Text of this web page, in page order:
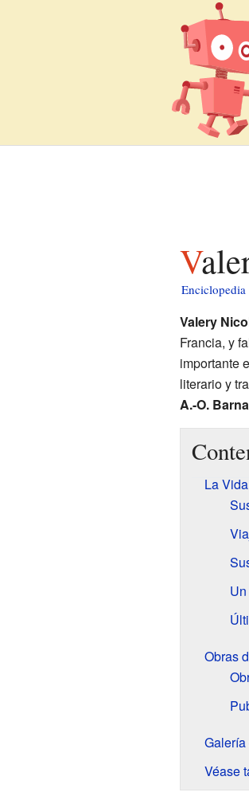
Enciclopedia
Valery
Francia, y
importante
literario y
A.-O.
La
Obras
Véase